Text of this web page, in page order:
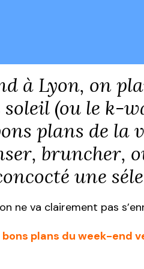
à Lyon, on
soleil (ou le k-
plans de la
bruncher,
une
ne va clairement pas
bons plans du week-end